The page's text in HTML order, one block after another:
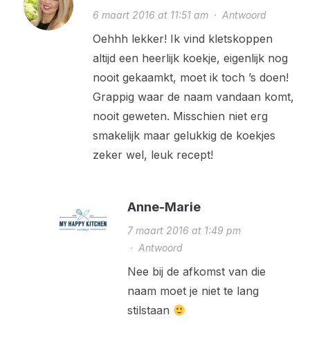
6 maart 2016 at 11:51 am· Antwoord
Oehhh lekker! Ik vind kletskoppen
altijd een heerlijk koekje, eigenlijk nog
nooit gekaamkt, moet ik toch ’s doen!
Grappig waar de naam vandaan komt,
nooit geweten. Misschien niet erg
smakelijk maar gelukkig de koekjes
zeker wel, leuk recept!
Anne-Marie
7 maart 2016 at 1:49 pm
· Antwoord
Nee bij de afkomst van die
naam moet je niet te lang
stilstaan